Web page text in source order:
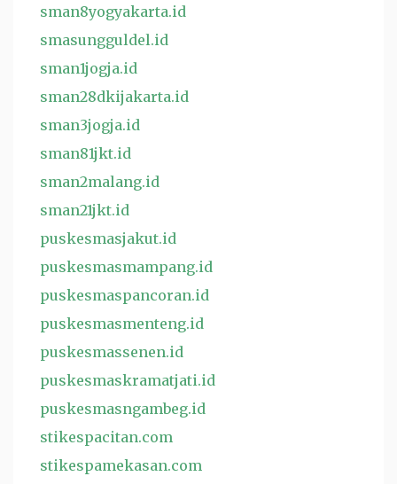
sman8yogyakarta.id
smasungguldel.id
sman1jogja.id
sman28dkijakarta.id
sman3jogja.id
sman81jkt.id
sman2malang.id
sman21jkt.id
puskesmasjakut.id
puskesmasmampang.id
puskesmaspancoran.id
puskesmasmenteng.id
puskesmassenen.id
puskesmaskramatjati.id
puskesmasngambeg.id
stikespacitan.com
stikespamekasan.com